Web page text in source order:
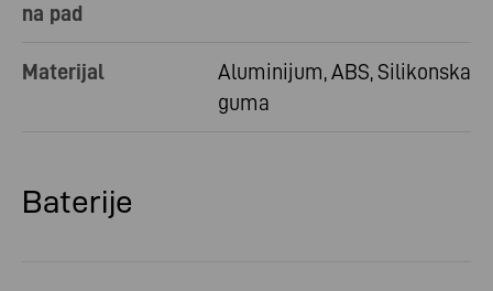
na pad
Materijal
Aluminijum, ABS, Silikonska
guma
Baterije